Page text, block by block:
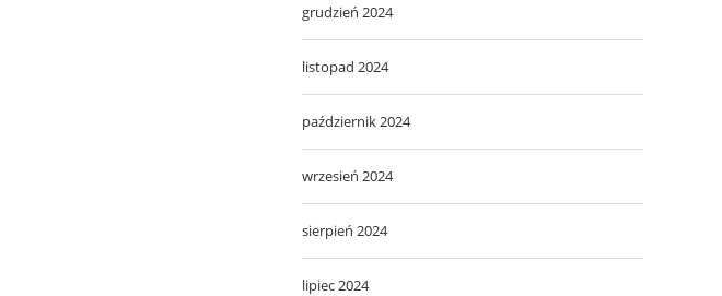
grudzień 2024
listopad 2024
październik 2024
wrzesień 2024
sierpień 2024
lipiec 2024